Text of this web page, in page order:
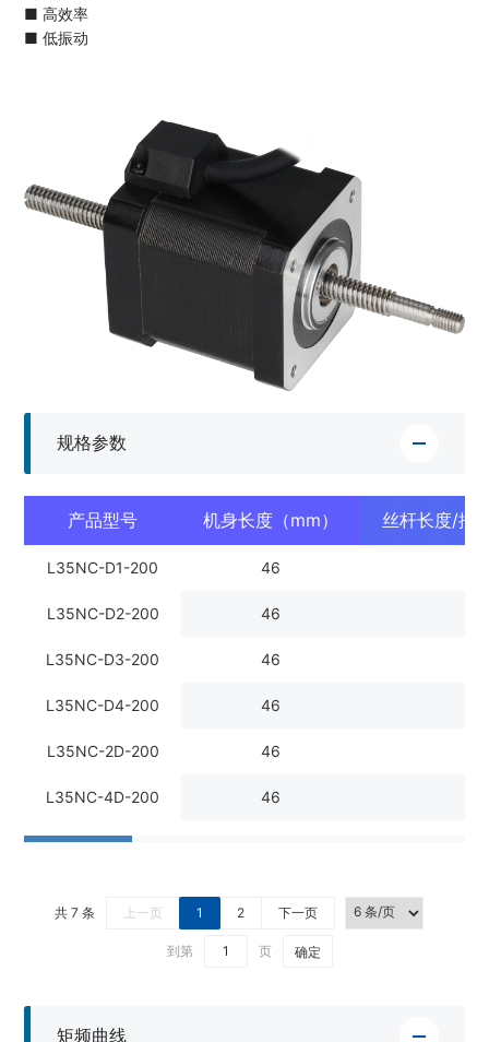
■ 高效率
■ 低振动
规格参数
产品型号 机身长度（mm） 丝杆长度/推
L35NC-D1-200 46
L35NC-D2-200 46
L35NC-D3-200 46
L35NC-D4-200 46
L35NC-2D-200 46
L35NC-4D-200 46
共 7 条 上一页 1 2 下一页
到第 页 确定
矩频曲线